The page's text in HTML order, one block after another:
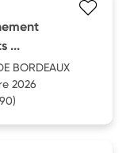
...
BORDEAUX
2026